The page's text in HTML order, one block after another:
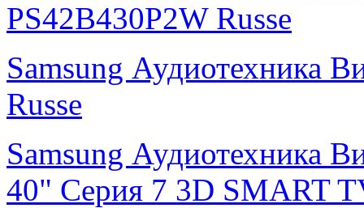
PS42B430P2W Russe
Samsung Аудиотехника
Russe
Samsung Аудиотехника
40" Серия 7 3D SMART